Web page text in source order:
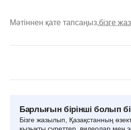
Мәтіннен қате тапсаңыз,бізге
Барлығын бірінші болып
Бізге жазылып, Қазақстанның
қызықты суреттер, видеолар мен